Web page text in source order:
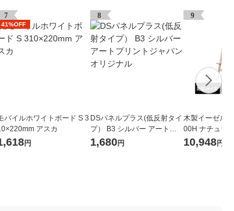
7
41%OFF
バイルホワイトボード S 3
アスカ
円
8
DSパネルプラス(低反射タイ
プ） B3 シルバー アートプ
1,680円
9
木製イーゼル
00H ナチュラ
スオー
10,948円